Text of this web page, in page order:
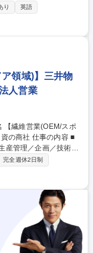
ー折衝：価格・納期
船積書類確認、決済完
シュ、パキスタン、
月に1回程度）グロー
り
英語
領域)】三井物
人営業
の内容 ■
産管理／企画／技術／
をお任せします。ご経
【特徴】・
共同で「このブランド
ブな営業が可能で
混ざり合っています。
ため、前職での経験を
です。 募集職種
物産及び日鉄物産出資
完全週休2日制